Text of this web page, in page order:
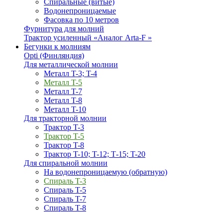
Спиральные (витые)
Водонепроницаемые
Фасовка по 10 метров
Фурнитура для молний
Трактор усиленный «Аналог Arta-F »
Бегунки к молниям
Opti (Финляндия)
Для металлической молнии
Металл T-3; T-4
Металл T-5
Металл T-7
Металл T-8
Металл T-10
Для тракторной молнии
Трактор T-3
Трактор T-5
Трактор T-8
Трактор T-10; T-12; Т-15; T-20
Для спиральной молнии
На водонепроницаемую (обратную)
Спираль T-3
Спираль T-5
Спираль T-7
Спираль T-8